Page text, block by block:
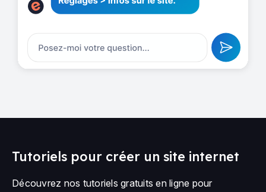
Tutoriels pour créer un site internet
Découvrez nos tutoriels gratuits en ligne pour